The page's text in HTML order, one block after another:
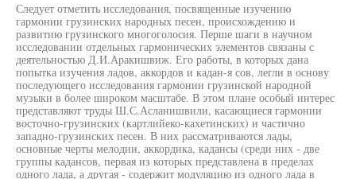
Следует отметить исследования, посвященные изучению
гармонии грузинских народных песен, происхождению и
развитию грузинского многоголосия. Перше шаги в научном
исследовании отдельных гармонических элементов связаны с
деятельностью Д.И.Аракишвиж. Его работы, в которых дана
попытка изучения ладов, аккордов и кадан-я сов, легли в основу
последующего исследования гармонии грузинской народной
музыки в более широком масштабе. В этом плане особый интерес
представляют труды Ш.С.Асланишвили, касающиеся гармонии
восточно-грузинских (картлийеко-кахетинских) и частично
западно-грузинских песен. В них рассматриваются лады,
основные черты мелодии, аккордика, кадансы (среди них - две
группы кадансов, первая из которых представлена в пределах
одного лада, а другая - содержит модуляцию из одного лада в